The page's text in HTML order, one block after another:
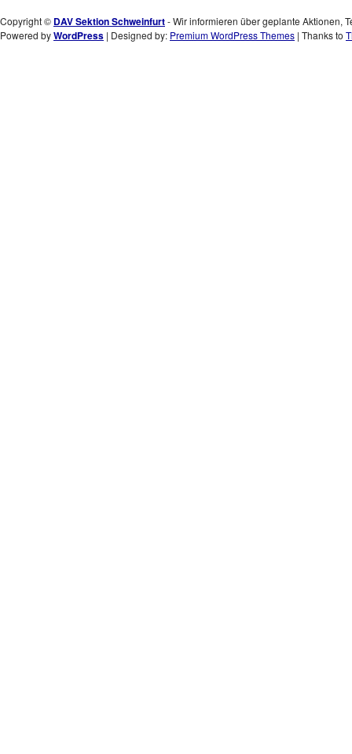
Copyright © DAV Sektion Schweinfurt- Wir informieren über geplante Aktionen,
Powered byWordPress | Designed by: Premium WordPress Themes | Thanks to